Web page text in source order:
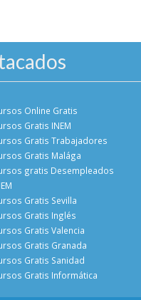
Online Gratis
Gratis INEM
Gratis Trabajadores
Gratis Malága
gratis Desempleados
Gratis Sevilla
Gratis Inglés
Gratis Valencia
Gratis Granada
Gratis Sanidad
Gratis Informática